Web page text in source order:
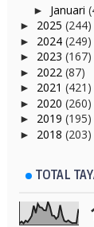
► Januari
► 2025 (244)
► 2024 (249)
► 2023 (167)
► 2022 (87)
► 2021 (421)
► 2020 (260)
► 2019 (195)
► 2018 (203)
TOTAL